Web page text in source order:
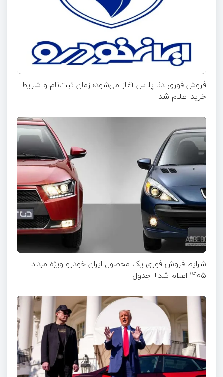
فروش فوری دنا پلاس آغاز می‌شود؛ زمان ثبت‌نام و شرایط
خرید اعلام شد
شرایط فروش فوری یک محصول ایران خودرو ویژه مرداد
۱۴۰۵ اعلام شد+ جدول